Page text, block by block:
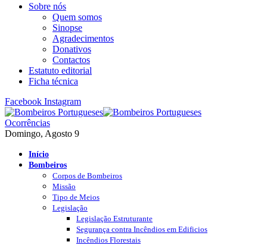
Sobre nós
Quem somos
Sinopse
Agradecimentos
Donativos
Contactos
Estatuto editorial
Ficha técnica
Facebook Instagram
Ocorrências
Domingo, Agosto 9
Início
Bombeiros
Corpos de Bombeiros
Missão
Tipo de Meios
Legislação
Legislação Estruturante
Segurança contra Incêndios em Edificios
Incêndios Florestais